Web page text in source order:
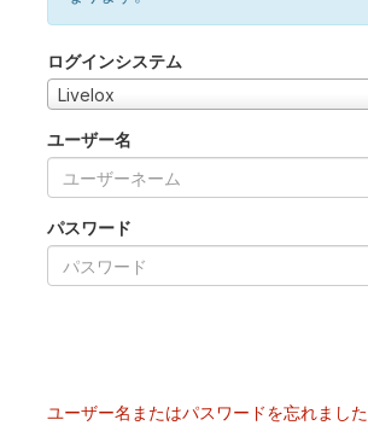
ログインシステム
Livelox
ユーザー名
パスワード
ユーザー名またはパスワードを忘れました